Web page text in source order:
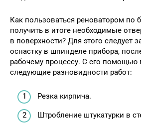
Как пользоваться реноватором по
получить в итоге необходимые
в поверхности? Для этого следует
оснастку в шпинделе прибора,
рабочему процессу. С его помощью
следующие разновидности работ:
Резка кирпича.
Штробление штукатурки в